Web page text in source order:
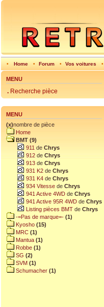
• Home • Forum • Vos voitures •
MENU
. Recherche pièce
MENU
(x)nombre de pièce
Home
BMT (9)
911 de Chrys
912 de Chrys
913 de Chrys
931 K2 de Chrys
931 K4 de Chrys
934 Vitesse de Chrys
941 Active 4WD de Chrys
941 Active 95R 4WD de Chrys
Listing pièces BMT de Chrys
-=Pas de marque=- (1)
Kyosho (15)
MRC (1)
Mantua (1)
Robbe (1)
SG (2)
SVM (1)
Schumacher (1)